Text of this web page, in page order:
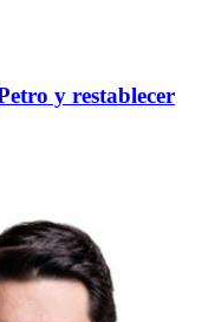
y restablecer